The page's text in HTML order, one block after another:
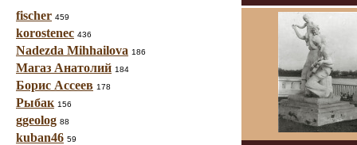
fischer 459
korostenec 436
Nadezda Mihhailova 186
Магаз Анатолий 184
Борис Ассеев 178
Рыбак 156
ggeolog 88
kuban46 59